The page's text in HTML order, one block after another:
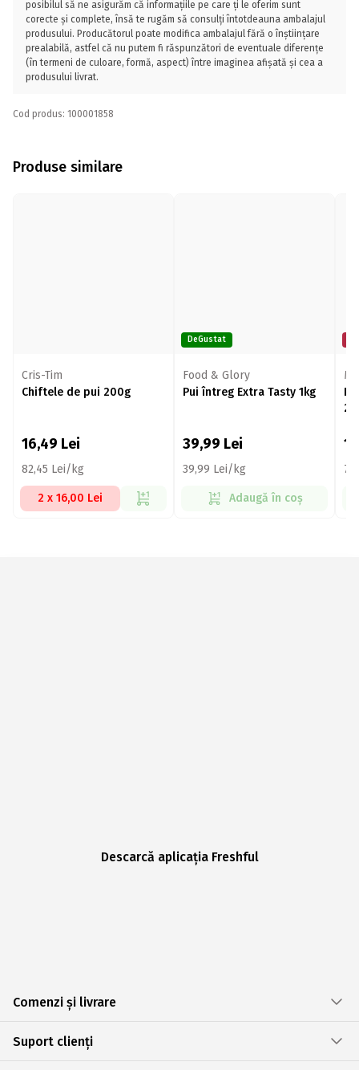
posibilul să ne asigurăm că informațiile pe care ți le oferim sunt
corecte și complete, însă te rugăm să consulți întotdeauna ambalajul
produsului. Producătorul poate modifica ambalajul fără o înștiințare
prealabilă, astfel că nu putem fi răspunzători de eventuale diferențe
(în termeni de culoare, formă, aspect) între imaginea afișată și cea a
produsului livrat.
Cod produs: 100001858
Produse similare
Cris-Tim
Chiftele de pui 200g
16,49 Lei
82,45 Lei/kg
2 x 16,00 Lei
DeGustat
Food & Glory
Pui întreg Extra Tasty 1kg
39,99 Lei
39,99 Lei/kg
Adaugă în coș
Descarcă aplicația Freshful
Comenzi și livrare
Suport clienți